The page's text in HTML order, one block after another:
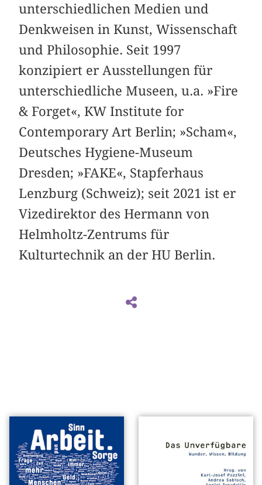
unterschiedlichen Medien und
Denkweisen in Kunst, Wissenschaft
und Philosophie. Seit 1997
konzipiert er Ausstellungen für
unterschiedliche Museen, u.a. »Fire
& Forget«, KW Institute for
Contemporary Art Berlin; »Scham«,
Deutsches Hygiene-Museum
Dresden; »FAKE«, Stapferhaus
Lenzburg (Schweiz); seit 2021 ist er
Vizedirektor des Hermann von
Helmholtz-Zentrums für
Kulturtechnik an der HU Berlin.